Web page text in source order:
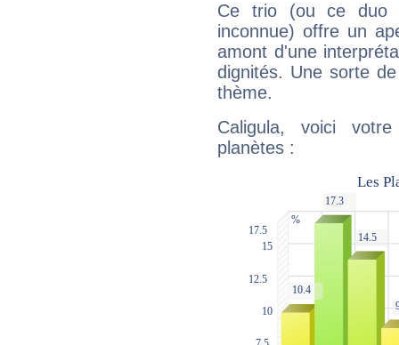
Ce trio (ou ce duo
inconnue) offre un
amont d'une
dignités. Une sorte
thème.
Caligula, voici
planètes :